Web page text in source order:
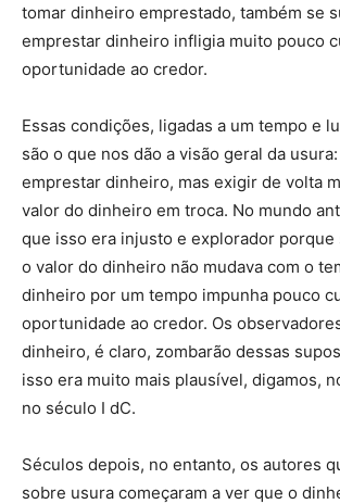
tomar dinheiro emprestado, também se
emprestar dinheiro infligia muito pouco
oportunidade ao credor.
Essas condições, ligadas a um tempo e
são o que nos dão a visão geral da
emprestar dinheiro, mas exigir de volta
valor do dinheiro em troca. No mundo
que isso era injusto e explorador porque
o valor do dinheiro não mudava com o
dinheiro por um tempo impunha pouco
oportunidade ao credor. Os
dinheiro, é claro, zombarão dessas
isso era muito mais plausível, digamos,
no século I dC.
Séculos depois, no entanto, os autores
sobre usura começaram a ver que o